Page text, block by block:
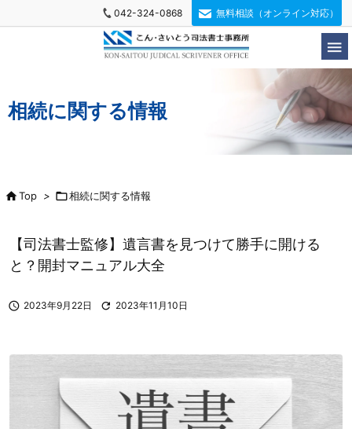

042-324-0868 無料相談（オンライン対応）
相続に関する情報
Top > 相続に関する情報
【司法書士監修】遺言書を見つけて勝手に開ける
と？開封マニュアル大全
 2023年9月22日  2023年11月10日